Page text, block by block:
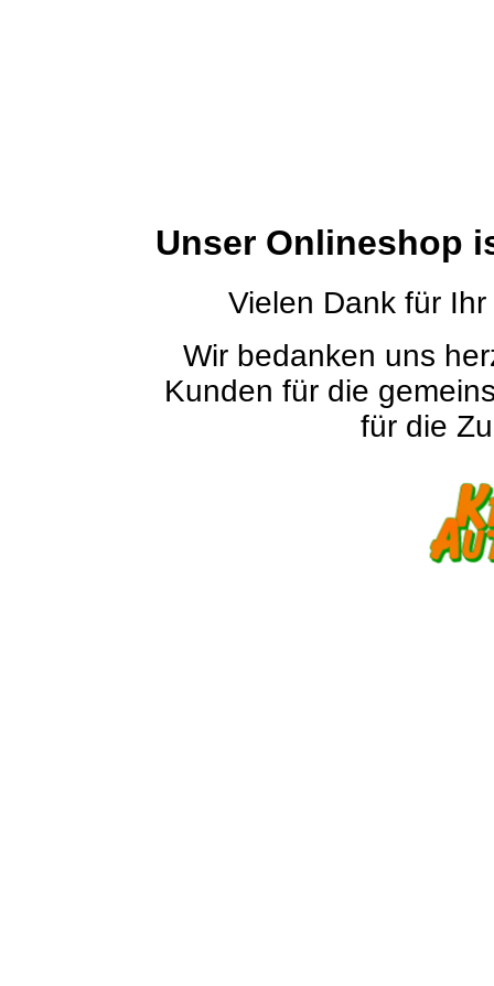
Unser Onlineshop
Vielen Dank für
Wir bedanken uns
Kunden für die
für die